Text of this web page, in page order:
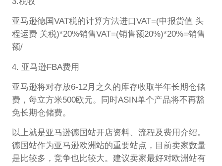
亚马逊德国VAT税的计算方法进口VAT=(申报货值 头
程运费 关税)*20%销售VAT=(销售额20%)*20%=销售
额/
4. 亚马逊FBA费用
亚马逊将对存放6-12月之久的库存收取半年长期仓储
费，每立方米500欧元。同时ASIN单个产品将不再豁
免长期仓储费。
以上就是亚马逊德国站开店资料、流程及费用介绍。
德国站作为亚马逊欧洲站的重要站点，目前卖家数量
是比较多，竞争也比较大。建议卖家最好对欧洲站有